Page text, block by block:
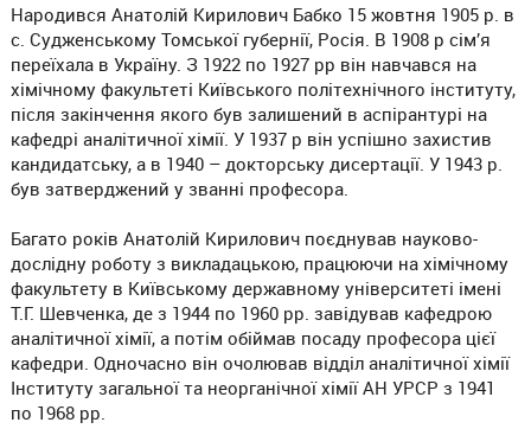
Народився Анатолій Кирилович Бабко 15 жовтня 1905 р. в
с. Судженському Томської губернії, Росія. В 1908 р сім’я
переїхала в Україну. З 1922 по 1927 рр він навчався на
хімічному факультеті Київського політехнічного інституту,
після закінчення якого був залишений в аспірантурі на
кафедрі аналітичної хімії. У 1937 р він успішно захистив
кандидатську, а в 1940 – докторську дисертації. У 1943 р.
був затверджений у званні професора.
Багато років Анатолій Кирилович поєднував науково-
дослідну роботу з викладацькою, працюючи на хімічному
факультету в Київському державному університеті імені
Т.Г. Шевченка, де з 1944 по 1960 рр. завідував кафедрою
аналітичної хімії, а потім обіймав посаду професора цієї
кафедри. Одночасно він очолював відділ аналітичної хімії
Інституту загальної та неорганічної хімії АН УРСР з 1941
по 1968 рр.